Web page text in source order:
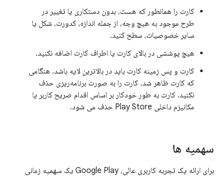
کارت را همانطور که هست، بدون دستکاری یا تغییر در
طرح موجود به هیچ وجه، از جمله اندازه، کدورت، شکل یا
سایر خصوصیات، سطح کنید.
هیچ پوششی در بالای کارت یا اطراف کارت اضافه نکنید.
کارت و پس زمینه کارت باید در بالاترین لایه باشد. هنگامی
که کارت ظاهر شد، کارت را به صورت برنامه‌ریزی حذف
نکنید. کارت به طور خودکار بر اساس اقدام صریح کاربر یا
مکانیزم داخلی Play Store حذف می شود.
سهمیه ها
برای ارائه یک تجربه کاربری عالی، Google Play یک سهمیه زمانی